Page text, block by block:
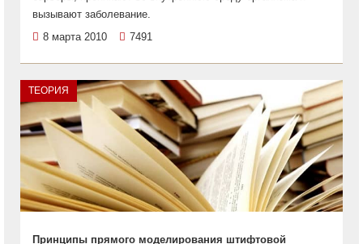
вызывают заболевание.
8 марта 2010
7491
ТЕОРИЯ
Принципы прямого моделирования штифтовой